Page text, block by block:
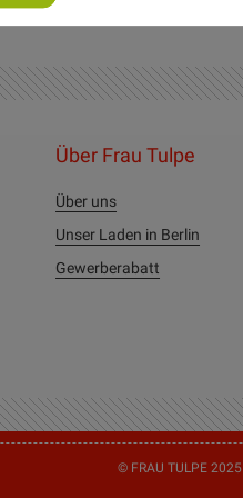
Über Frau Tulpe
Über uns
Unser Laden in Berlin
Gewerberabatt
© FRAU TULPE 2025